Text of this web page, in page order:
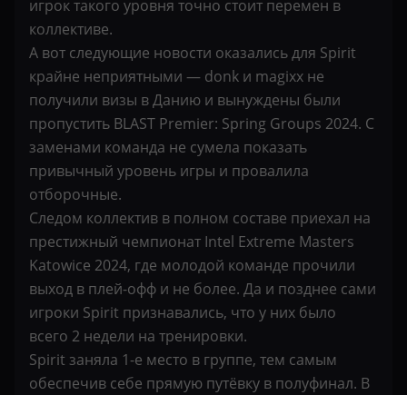
игрок такого уровня точно стоит перемен в
коллективе.
А вот следующие новости оказались для Spirit
крайне неприятными — donk и magixx не
получили визы в Данию и вынуждены были
пропустить BLAST Premier: Spring Groups 2024. С
заменами команда не сумела показать
привычный уровень игры и провалила
отборочные.
Следом коллектив в полном составе приехал на
престижный чемпионат Intel Extreme Masters
Katowice 2024, где молодой команде прочили
выход в плей-офф и не более. Да и позднее сами
игроки Spirit признавались, что у них было
всего 2 недели на тренировки.
Spirit заняла 1-е место в группе, тем самым
обеспечив себе прямую путёвку в полуфинал. В